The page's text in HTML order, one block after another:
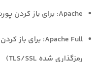
Apache: برای باز کردن پورت
Apache Full: برای باز کردن پورت
رمزگذاری شده TLS/SSL)